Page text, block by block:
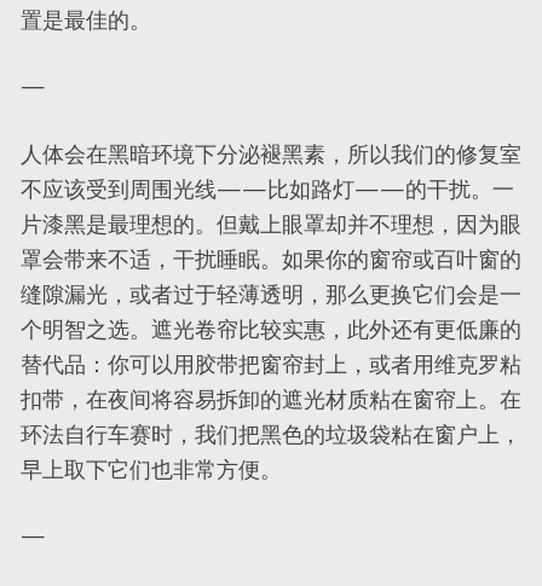
置是最佳的。
—
人体会在黑暗环境下分泌褪黑素，所以我们的修复室
不应该受到周围光线——比如路灯——的干扰。一
片漆黑是最理想的。但戴上眼罩却并不理想，因为眼
罩会带来不适，干扰睡眠。如果你的窗帘或百叶窗的
缝隙漏光，或者过于轻薄透明，那么更换它们会是一
个明智之选。遮光卷帘比较实惠，此外还有更低廉的
替代品：你可以用胶带把窗帘封上，或者用维克罗粘
扣带，在夜间将容易拆卸的遮光材质粘在窗帘上。在
环法自行车赛时，我们把黑色的垃圾袋粘在窗户上，
早上取下它们也非常方便。
—